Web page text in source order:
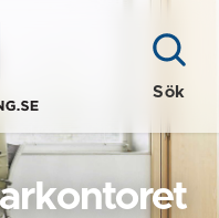
Sök